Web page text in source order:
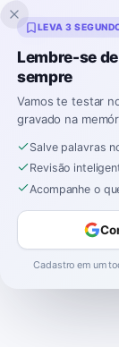
Inklingo
LEVA 3
Lembre-se
sempre
Vamos te testar
gravado na
Salve palavras
Revisão
Acompanhe o
Cadastro em um